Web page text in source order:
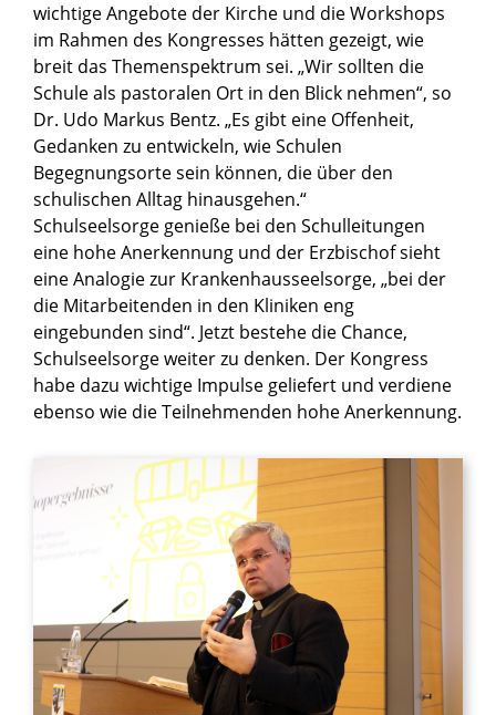
wichtige Angebote der Kirche und die Workshops
im Rahmen des Kongresses hätten gezeigt, wie
breit das Themenspektrum sei. „Wir sollten die
Schule als pastoralen Ort in den Blick nehmen“, so
Dr. Udo Markus Bentz. „Es gibt eine Offenheit,
Gedanken zu entwickeln, wie Schulen
Begegnungsorte sein können, die über den
schulischen Alltag hinausgehen.“
Schulseelsorge genieße bei den Schulleitungen
eine hohe Anerkennung und der Erzbischof sieht
eine Analogie zur Krankenhausseelsorge, „bei der
die Mitarbeitenden in den Kliniken eng
eingebunden sind“. Jetzt bestehe die Chance,
Schulseelsorge weiter zu denken. Der Kongress
habe dazu wichtige Impulse geliefert und verdiene
ebenso wie die Teilnehmenden hohe Anerkennung.